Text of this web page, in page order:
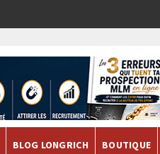
BLOG LONGRICH BOUTIQUE